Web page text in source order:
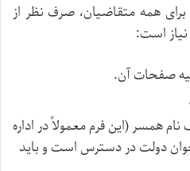
همه متقاضیان، صرف نظر از
است:
صفحات آن.
همسر (این فرم معمولاً در اداره
دولت در دسترس است و باید